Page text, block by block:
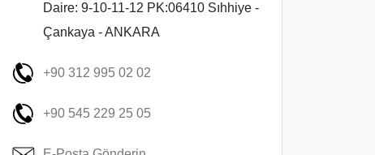
Daire: 9-10-11-12 PK:06410 Sıhhiye -
Çankaya - ANKARA
+90 312 995 02 02
+90 545 229 25 05